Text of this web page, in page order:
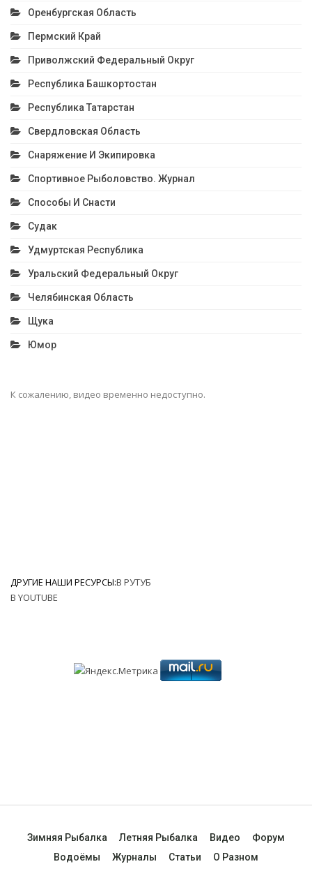
Оренбургская Область
Пермский Край
Приволжский Федеральный Округ
Республика Башкортостан
Республика Татарстан
Свердловская Область
Снаряжение И Экипировка
Спортивное Рыболовство. Журнал
Способы И Снасти
Судак
Удмуртская Республика
Уральский Федеральный Округ
Челябинская Область
Щука
Юмор
К сожалению, видео временно недоступно.
ДРУГИЕ НАШИ РЕСУРСЫ:В РУТУБ
В YOUTUBE
Зимняя Рыбалка Летняя Рыбалка Видео
Форум
Водоёмы
Журналы Статьи
О Разном